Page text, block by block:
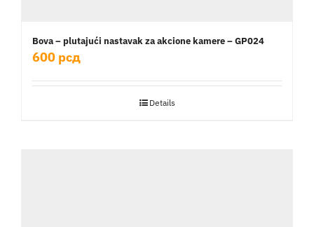
Bova – plutajući nastavak za akcione kamere – GP024
600 рсд
Details